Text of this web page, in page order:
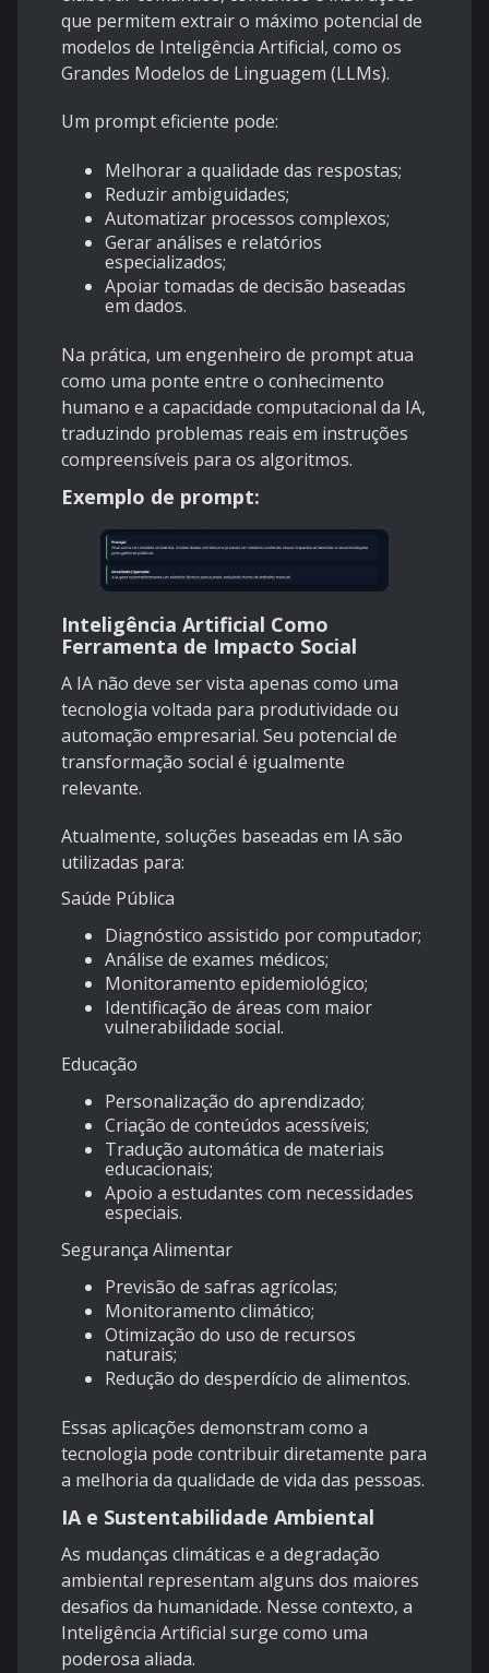
que permitem extrair o máximo potencial de
modelos de Inteligência Artificial, como os
Grandes Modelos de Linguagem (LLMs).
Um prompt eficiente pode:
Melhorar a qualidade das respostas;
Reduzir ambiguidades;
Automatizar processos complexos;
Gerar análises e relatórios
especializados;
Apoiar tomadas de decisão baseadas
em dados.
Na prática, um engenheiro de prompt atua
como uma ponte entre o conhecimento
humano e a capacidade computacional da IA,
traduzindo problemas reais em instruções
compreensíveis para os algoritmos.
Exemplo de prompt:
Inteligência Artificial Como
Ferramenta de Impacto Social
A IA não deve ser vista apenas como uma
tecnologia voltada para produtividade ou
automação empresarial. Seu potencial de
transformação social é igualmente
relevante.
Atualmente, soluções baseadas em IA são
utilizadas para:
Saúde Pública
Diagnóstico assistido por computador;
Análise de exames médicos;
Monitoramento epidemiológico;
Identificação de áreas com maior
vulnerabilidade social.
Educação
Personalização do aprendizado;
Criação de conteúdos acessíveis;
Tradução automática de materiais
educacionais;
Apoio a estudantes com necessidades
especiais.
Segurança Alimentar
Previsão de safras agrícolas;
Monitoramento climático;
Otimização do uso de recursos
naturais;
Redução do desperdício de alimentos.
Essas aplicações demonstram como a
tecnologia pode contribuir diretamente para
a melhoria da qualidade de vida das pessoas.
IA e Sustentabilidade Ambiental
As mudanças climáticas e a degradação
ambiental representam alguns dos maiores
desafios da humanidade. Nesse contexto, a
Inteligência Artificial surge como uma
poderosa aliada.